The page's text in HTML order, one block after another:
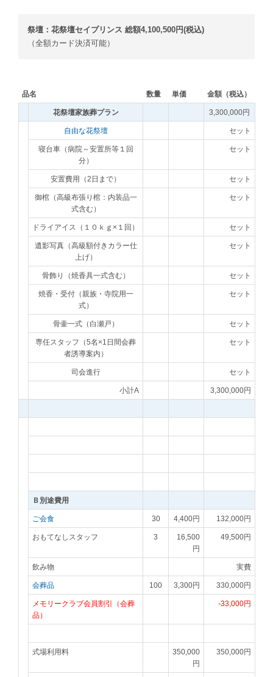
祭壇：花祭壇セイプリンス 総額4,100,500円(税込)
（全額カード決済可能）
品名 数量 単価 金額（税込）
花祭壇家族葬プラン 3,300,000円
自由な花祭壇 セット
寝台車（病院～安置所等１回
分）
セット
安置費用（2日まで） セット
御棺（高級布張り棺：内装品一
式含む）
セット
ドライアイス（１０ｋｇ×１回） セット
遺影写真（高級額付きカラー仕
上げ）
セット
骨飾り（焼香具一式含む） セット
焼香・受付（親族・寺院用一
式）
セット
骨壷一式（白瀬戸） セット
専任スタッフ（5名×1日間会葬
者誘導案内）
セット
司会進行 セット
小計A 3,300,000円
Ｂ別途費用
ご会食 30 4,400円 132,000円
おもてなしスタッフ 3
16,500
円
49,500円
飲み物 実費
会葬品 100 3,300円 330,000円
メモリークラブ会員割引（会葬
品）
-33,000円
式場利用料
350,000
円
350,000円